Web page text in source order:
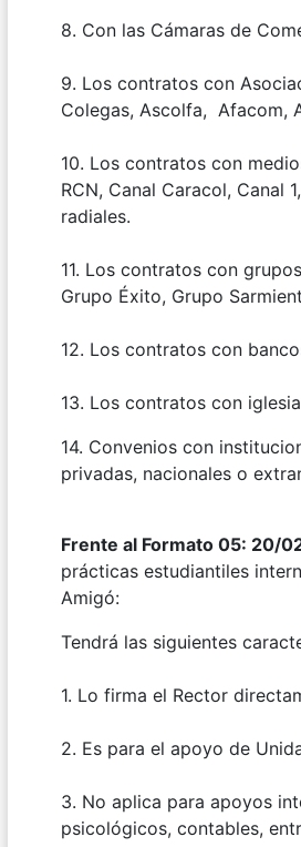
8. Con las Cámaras de
9. Los contratos con
Colegas, Ascolfa, Afacom,
10. Los contratos con
RCN, Canal Caracol, Canal
radiales.
11. Los contratos con
Grupo Éxito, Grupo
12. Los contratos con
13. Los contratos con
14. Convenios con
privadas, nacionales o
Frente al Formato 05: 20/
prácticas estudiantiles
Amigó:
Tendrá las siguientes
1. Lo firma el Rector
2. Es para el apoyo de
3. No aplica para apoyos
psicológicos, contables,